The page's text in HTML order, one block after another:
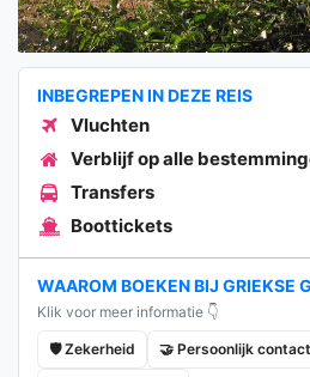
INBEGREPEN IN DEZE REIS
Vluchten
Verblijf op alle
Transfers
Boottickets
WAAROM BOEKEN BIJ GRIEKSE
Klik voor meer informatie 👇
🛡️ Zekerheid 🤝 Persoonlijk contact